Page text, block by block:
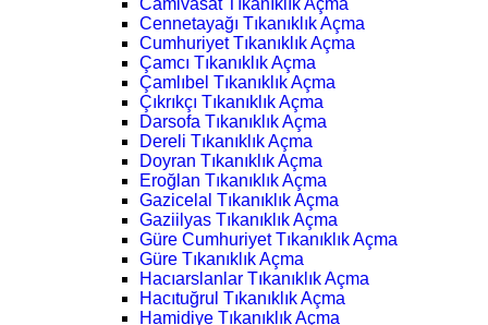
Camivasat Tıkanıklık Açma
Cennetayağı Tıkanıklık Açma
Cumhuriyet Tıkanıklık Açma
Çamcı Tıkanıklık Açma
Çamlıbel Tıkanıklık Açma
Çıkrıkçı Tıkanıklık Açma
Darsofa Tıkanıklık Açma
Dereli Tıkanıklık Açma
Doyran Tıkanıklık Açma
Eroğlan Tıkanıklık Açma
Gazicelal Tıkanıklık Açma
Gaziilyas Tıkanıklık Açma
Güre Cumhuriyet Tıkanıklık Açma
Güre Tıkanıklık Açma
Hacıarslanlar Tıkanıklık Açma
Hacıtuğrul Tıkanıklık Açma
Hamidiye Tıkanıklık Açma